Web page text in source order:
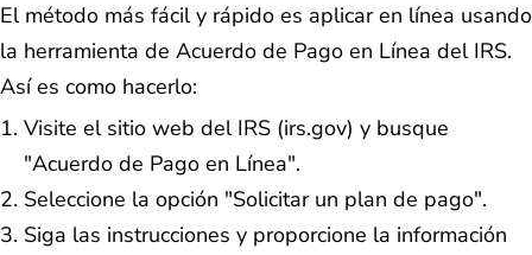
El método más fácil y rápido es aplicar en línea usando
la herramienta de Acuerdo de Pago en Línea del IRS.
Así es como hacerlo:
Visite el sitio web del IRS (irs.gov) y busque
"Acuerdo de Pago en Línea".
Seleccione la opción "Solicitar un plan de pago".
Siga las instrucciones y proporcione la información